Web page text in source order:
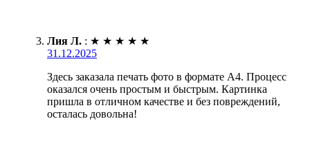
Лия Л. : ★ ★ ★ ★ ★
31.12.2025
Здесь заказала печать фото в формате А4. Процесс
оказался очень простым и быстрым. Картинка
пришла в отличном качестве и без повреждений,
осталась довольна!